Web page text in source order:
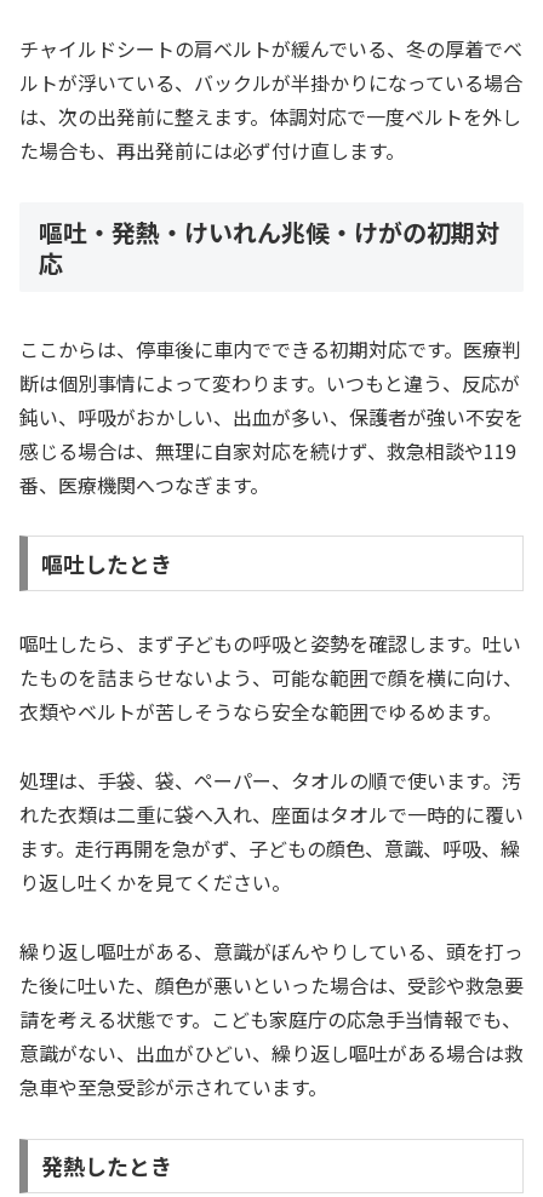
チャイルドシートの肩ベルトが緩んでいる、冬の厚着でベ
ルトが浮いている、バックルが半掛かりになっている場合
は、次の出発前に整えます。体調対応で一度ベルトを外し
た場合も、再出発前には必ず付け直します。
嘔吐・発熱・けいれん兆候・けがの初期対
応
ここからは、停車後に車内でできる初期対応です。医療判
断は個別事情によって変わります。いつもと違う、反応が
鈍い、呼吸がおかしい、出血が多い、保護者が強い不安を
感じる場合は、無理に自家対応を続けず、救急相談や119
番、医療機関へつなぎます。
嘔吐したとき
嘔吐したら、まず子どもの呼吸と姿勢を確認します。吐い
たものを詰まらせないよう、可能な範囲で顔を横に向け、
衣類やベルトが苦しそうなら安全な範囲でゆるめます。
処理は、手袋、袋、ペーパー、タオルの順で使います。汚
れた衣類は二重に袋へ入れ、座面はタオルで一時的に覆い
ます。走行再開を急がず、子どもの顔色、意識、呼吸、繰
り返し吐くかを見てください。
繰り返し嘔吐がある、意識がぼんやりしている、頭を打っ
た後に吐いた、顔色が悪いといった場合は、受診や救急要
請を考える状態です。こども家庭庁の応急手当情報でも、
意識がない、出血がひどい、繰り返し嘔吐がある場合は救
急車や至急受診が示されています。
発熱したとき